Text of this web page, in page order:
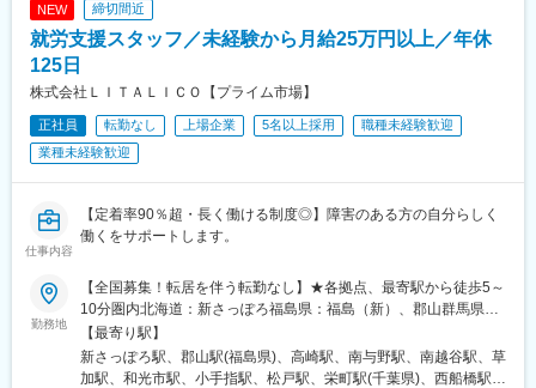
NEW 締切間近
就労支援スタッフ／未経験から月給25万円以上／年休
125日
株式会社ＬＩＴＡＬＩＣＯ【プライム市場】
正社員 転勤なし 上場企業 5名以上採用
職種未経験歓迎
業種未経験歓迎
仕事内容
【定着率90％超・長く働ける制度◎】障害のある方の自分らしく
働くをサポートします。
勤務地
【全国募集！転居を伴う転勤なし】★各拠点、最寄駅から徒歩5～
10分圏内北海道：新さっぽろ福島県：福島（新）、郡山群馬県：
高崎東口埼玉県：さいたま浦和、和光、小手指、南越谷、草加、
朝霞台（新）千葉県：千葉中央公園、柏西口、西船橋、松戸西口
中通、市原（新）東京都：水道橋、錦糸町、上野（新）、秋葉
【最寄り駅】
新さっぽろ駅、郡山駅(福島県)、高崎駅、南与野駅、南越谷駅、草
加駅、和光市駅、小手指駅、松戸駅、栄町駅(千葉県)、西船橋駅、